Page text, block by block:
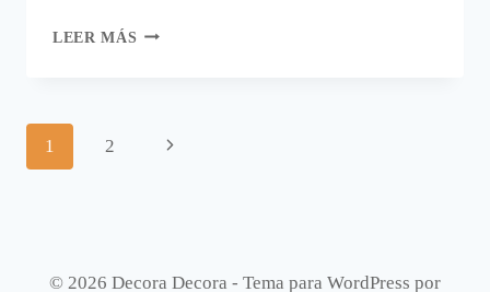
LEER MÁS HUEVOS
Navegación
1 2
Siguiente
© 2026 Decora Decora - Tema para WordPress por